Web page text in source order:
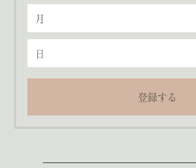
登録する